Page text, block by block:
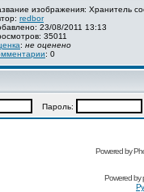
изображения: Хранитель
redbor
23/08/2011 13:13
35011
: не оценено
: 0
Пароль:
Powered by
Powered by